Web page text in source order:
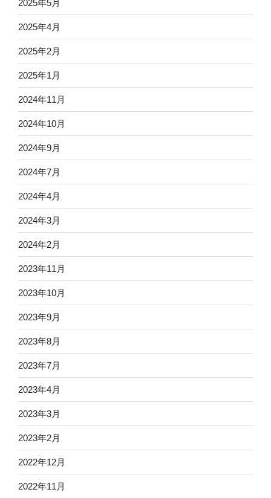
2025年5月
2025年4月
2025年2月
2025年1月
2024年11月
2024年10月
2024年9月
2024年7月
2024年4月
2024年3月
2024年2月
2023年11月
2023年10月
2023年9月
2023年8月
2023年7月
2023年4月
2023年3月
2023年2月
2022年12月
2022年11月